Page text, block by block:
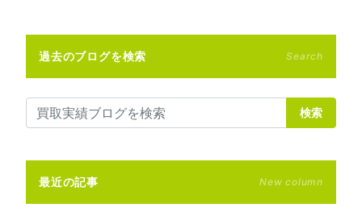
過去のブログを検索 Search
検索
最近の記事 New column